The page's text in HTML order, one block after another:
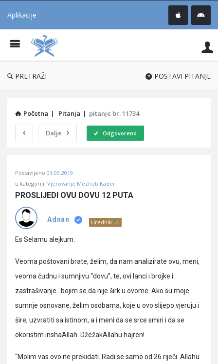
Aplikacije
®
PRETRAŽI POSTAVI PITANJE
Početna | Pitanja | pitanje br. 11734
Dalje Odgovoreno
Učene
Latest
Pitanja
Postavljeno 01.03.2019
u kategoriji: Vjerovanje Mezheb Kader
PROSLIJEDI OVU DOVU 12 PUTA
Adnan Urednik
Es Selamu alejkum.
Veoma poštovani brate, želim, da nam analizirate ovu, meni,
veoma čudnu i sumnjivu “dovu”, te, ovi lanci i brojke i
zastrašivanje…bojim se da nije širk u ovome. Ako su moje
sumnje osnovane, želim osobama, koje u ovo slijepo vjeruju i
šire, uzvratiti sa istinom, a i meni da se srce smiri i da se
okoristim inshaAllah. DžežakAllahu hajren!
“Molim vas ovo ne prekidati. Radi se samo od 26 riječi. Allahu